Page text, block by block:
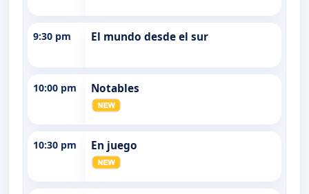
9:30 pm El mundo desde el sur
10:00 pm Notables
10:30 pm En juego